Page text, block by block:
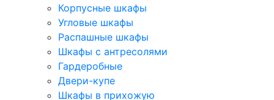
Корпусные шкафы
Угловые шкафы
Распашные шкафы
Шкафы с антресолями
Гардеробные
Двери-купе
Шкафы в прихожую